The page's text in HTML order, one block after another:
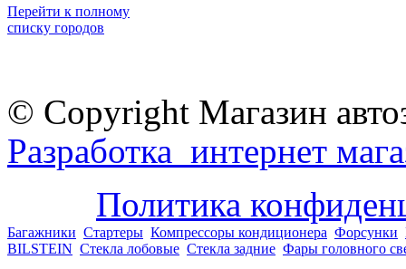
Перейти к полному
списку городов
© Copyright Магазин
Разработка интернет
Политика
Багажники Стартеры Компрессоры кондиционера Форсунки
BILSTEIN Стекла лобовые Стекла задние Фары головного